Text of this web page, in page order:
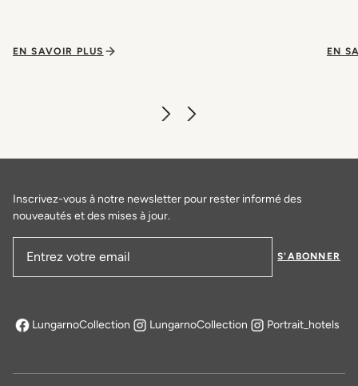
EN SAVOIR PLUS EN
Inscrivez-vous à notre newsletter pour rester informé des
nouveautés et des mises à jour.
S'ABONNER
LungarnoCollection
s'ouvre dans un nouvel onglet
LungarnoCollection Portrait_hotels